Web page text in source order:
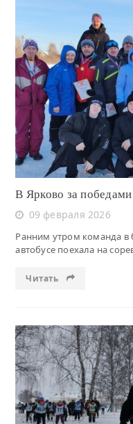
В Ярково за победами
09 февраля 2026
Ранним утром команда в
автобусе поехала на
Читать